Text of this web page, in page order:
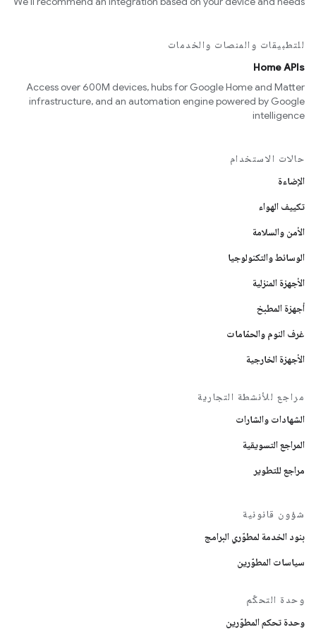
للتطبيقات والمنصات والخدمات
Home APIs
Access over 600M devices, hubs for Google Home and Matter
infrastructure, and an automation engine powered by Google
intelligence
حالات الاستخدام
الإضاءة
تكييف الهواء
الأمن والسلامة
الوسائط والتكنولوجيا
الأجهزة المنزلية
أجهزة المطبخ
غرف النوم والحمّامات
الأجهزة الخارجية
مراجع للأنشطة التجارية
الشهادات والشارات
المراجع التسويقية
مراجع للتطوير
شؤون قانونية
بنود الخدمة لمطوّري البرامج
سياسات المطوّرين
وحدة التحكّم
وحدة تحكم المطوّرين